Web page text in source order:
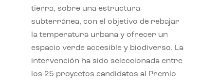
tierra, sobre una estructura
subterránea, con el objetivo de rebajar
la temperatura urbana y ofrecer un
espacio verde accesible y biodiverso. La
intervención ha sido seleccionada entre
los 25 proyectos candidatos al Premio